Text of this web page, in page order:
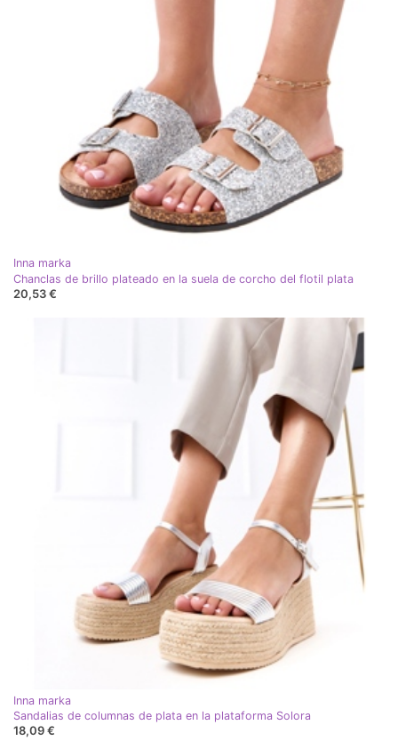
Inna marka
Chanclas de brillo plateado en la suela de corcho del flotil plata
20,53 €
Inna marka
Sandalias de columnas de plata en la plataforma Solora
18,09 €